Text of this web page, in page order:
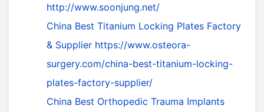
http://www.soonjung.net/
China Best Titanium Locking Plates Factory
& Supplier https://www.osteora-
surgery.com/china-best-titanium-locking-
plates-factory-supplier/
China Best Orthopedic Trauma Implants